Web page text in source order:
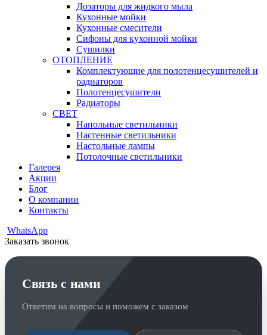
Дозаторы для жидкого мыла
Кухонные мойки
Кухонные смесители
Сифоны для кухонной мойки
Сушилки
ОТОПЛЕНИЕ
Комплектующие для полотенцесушителей и
радиаторов
Полотенцесушители
Радиаторы
СВЕТ
Напольные светильники
Настенные светильники
Настольные лампы
Потолочные светильники
Галерея
Акции
Блог
О компании
Контакты
WhatsApp
Заказать звонок
Связь с нами
Ответим на вопросы и поможем с заказом